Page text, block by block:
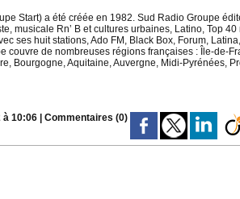
Start) a été créée en 1982. Sud Radio Groupe
musicale Rn’ B et cultures urbaines, Latino, Top
ses huit stations, Ado FM, Black Box, Forum,
couvre de nombreuses régions françaises : Île-de-
Bourgogne, Aquitaine, Auvergne, Midi-Pyrénées,
à 10:06 |Commentaires (0)